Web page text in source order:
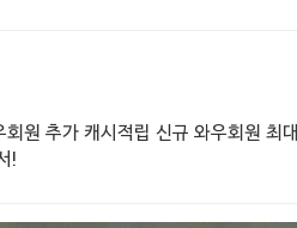
원 추가 캐시적립 신규 와우회원 최
!